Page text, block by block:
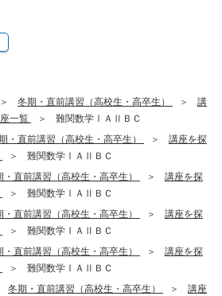
冬期・直前講習（高校生・高卒生）
講
一覧
難関数学ⅠＡⅡＢＣ
・直前講習（高校生・高卒生）
講座を探
難関数学ⅠＡⅡＢＣ
・直前講習（高校生・高卒生）
講座を探
難関数学ⅠＡⅡＢＣ
・直前講習（高校生・高卒生）
講座を探
難関数学ⅠＡⅡＢＣ
・直前講習（高校生・高卒生）
講座を探
難関数学ⅠＡⅡＢＣ
冬期・直前講習（高校生・高卒生）
講座